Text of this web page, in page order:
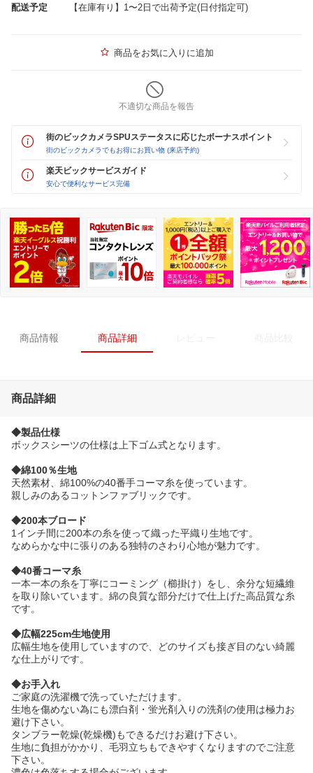
配送予定 【在庫有り】1〜2日で出荷予定(日付指定可)
商品をお気に入りに追加
不適切な商品を報告
街のビックカメラSPUステータスに応じたボーナスポイント
街のビックカメラでもお得にお買い物 (来店予約)
楽天ビックサービスガイド
安心で便利なサービス完備
商品情報 商品詳細
商品詳細
◆製品仕様
ボックスシーツの仕様は上下ゴム式となります。
◆綿100％生地
天然素材、綿100%の40番手コーマ糸を使っています。
親しみのあるコットンファブリックです。
◆200本ブロード
1インチ間に200本の糸を使って織った平織り生地です。
なめらかな中に張りのある独特のさわり心地が魅力です。
◆40番コーマ糸
一本一本の糸を丁寧にコーミング（櫛掛け）をし、余分な短繊維
を取り除いています。綿の良質な部分だけで仕上げた高品質な糸
です。
◆広幅225cm生地使用
広幅生地を使用していますので、どのサイズも接ぎ目のない綺麗
な仕上がりです。
◆お手入れ
ご家庭の洗濯機で洗っていただけます。
生地を傷めない為にも漂白剤・蛍光剤入りの洗剤の使用は極力お
避け下さい。
タンブラー乾燥(乾燥機)もできるだけお避け下さい。
生地に負担がかかり、毛羽立ちもできやすくなりますのでご注意
下さい。